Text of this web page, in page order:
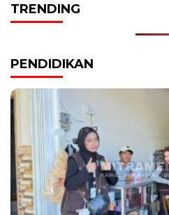
TRENDING
PENDIDIKAN